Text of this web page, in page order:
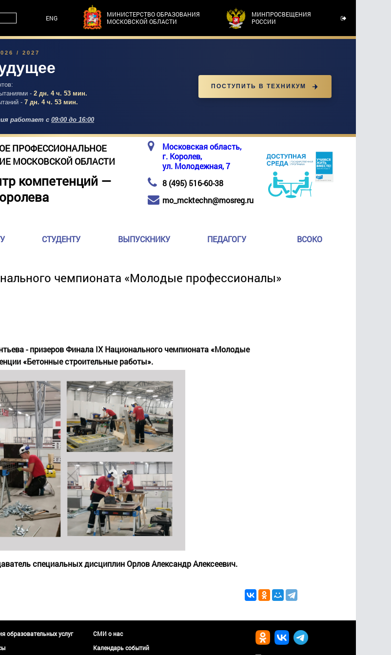
ENG
МИНИСТЕРСТВО ОБРАЗОВАНИЯ
МОСКОВСКОЙ ОБЛАСТИ
МИНПРОСВЕЩЕНИЯ
РОССИИ
/ 2027
- 2 дн. 4 ч. 53 мин.
- 7 дн. 4 ч. 53 мин.
работает с 09:00 до 16:00
ПОСТУПИТЬ В ТЕХНИКУМ
ПРОФЕССИОНАЛЬНОЕ
МОСКОВСКОЙ ОБЛАСТИ
компетенций —
Московская область,
г. Королев,
ул. Молодежная, 7
8 (495) 516-60-38
mo_mcktechn@mosreg.ru
СТУДЕНТУ ВЫПУСКНИКУ ПЕДАГОГУ ВСОКО
чемпионата «Молодые профессионалы»
- призеров Финала IX Национального чемпионата «Молодые
«Бетонные строительные работы».
специальных дисциплин Орлов Александр Алексеевич.
образовательных услуг
СМИ о нас
Календарь событий